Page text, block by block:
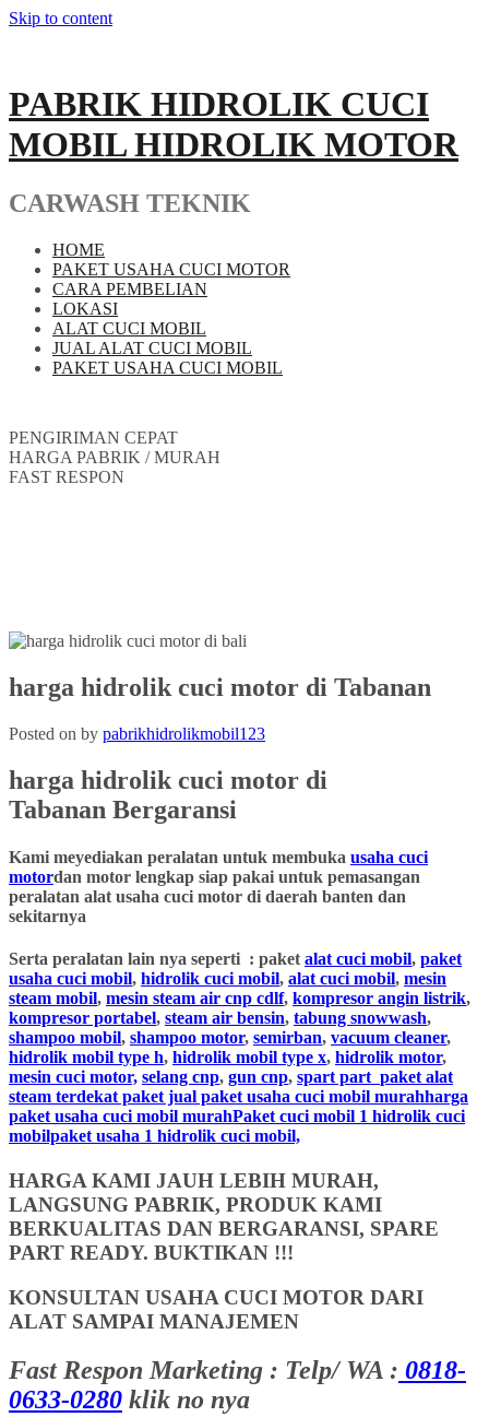
Skip to content
PABRIK HIDROLIK CUCI
MOBIL HIDROLIK MOTOR
CARWASH TEKNIK
HOME
PAKET USAHA CUCI MOTOR
CARA PEMBELIAN
LOKASI
ALAT CUCI MOBIL
JUAL ALAT CUCI MOBIL
PAKET USAHA CUCI MOBIL
PENGIRIMAN CEPAT
HARGA PABRIK / MURAH
FAST RESPON
harga hidrolik cuci motor di Tabanan
Posted on by pabrikhidrolikmobil123
harga hidrolik cuci motor di
Tabanan Bergaransi
Kami meyediakan peralatan untuk membuka usaha cuci
motordan motor lengkap siap pakai untuk pemasangan
peralatan alat usaha cuci motor di daerah banten dan
sekitarnya
Serta peralatan lain nya seperti : paket alat cuci mobil, paket
usaha cuci mobil, hidrolik cuci mobil, alat cuci mobil, mesin
steam mobil, mesin steam air cnp cdlf, kompresor angin listrik,
kompresor portabel, steam air bensin, tabung snowwash,
shampoo mobil, shampoo motor, semirban, vacuum cleaner,
hidrolik mobil type h, hidrolik mobil type x, hidrolik motor,
mesin cuci motor, selang cnp, gun cnp, spart part paket alat
steam terdekat paket jual paket usaha cuci mobil murahharga
paket usaha cuci mobil murahPaket cuci mobil 1 hidrolik cuci
mobilpaket usaha 1 hidrolik cuci mobil,
HARGA KAMI JAUH LEBIH MURAH,
LANGSUNG PABRIK, PRODUK KAMI
BERKUALITAS DAN BERGARANSI, SPARE
PART READY. BUKTIKAN !!!
KONSULTAN USAHA CUCI MOTOR DARI
ALAT SAMPAI MANAJEMEN
Fast Respon Marketing : Telp/ WA : 0818-
0633-0280 klik no nya